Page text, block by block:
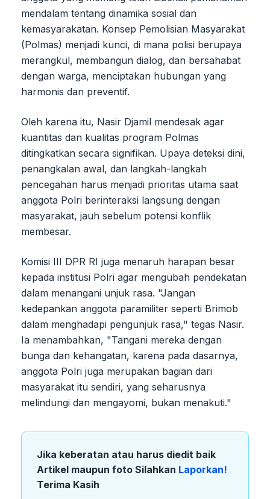
mendalam tentang dinamika sosial dan
kemasyarakatan. Konsep Pemolisian Masyarakat
(Polmas) menjadi kunci, di mana polisi berupaya
merangkul, membangun dialog, dan bersahabat
dengan warga, menciptakan hubungan yang
harmonis dan preventif.
Oleh karena itu, Nasir Djamil mendesak agar
kuantitas dan kualitas program Polmas
ditingkatkan secara signifikan. Upaya deteksi dini,
penangkalan awal, dan langkah-langkah
pencegahan harus menjadi prioritas utama saat
anggota Polri berinteraksi langsung dengan
masyarakat, jauh sebelum potensi konflik
membesar.
Komisi III DPR RI juga menaruh harapan besar
kepada institusi Polri agar mengubah pendekatan
dalam menangani unjuk rasa. "Jangan
kedepankan anggota paramiliter seperti Brimob
dalam menghadapi pengunjuk rasa," tegas Nasir.
Ia menambahkan, "Tangani mereka dengan
bunga dan kehangatan, karena pada dasarnya,
anggota Polri juga merupakan bagian dari
masyarakat itu sendiri, yang seharusnya
melindungi dan mengayomi, bukan menakuti."
Jika keberatan atau harus diedit baik
Artikel maupun foto Silahkan Laporkan!
Terima Kasih